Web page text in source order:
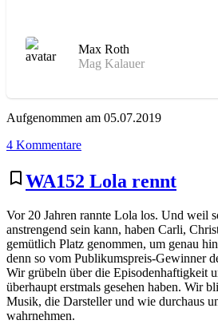
Max Roth
Mag Kalauer
Aufgenommen am 05.07.2019
4 Kommentarezu
Große
Freiheit
7
bookmark_border WA152 Lola rennt
Vor 20 Jahren rannte Lola los. Und weil
anstrengend sein kann, haben Carli,
gemütlich Platz genommen, um genau
denn so vom Publikumspreis-Gewinner
Wir grübeln über die Episodenhaftigkeit
überhaupt erstmals gesehen haben. Wir
Musik, die Darsteller und wie durchaus
wahrnehmen.